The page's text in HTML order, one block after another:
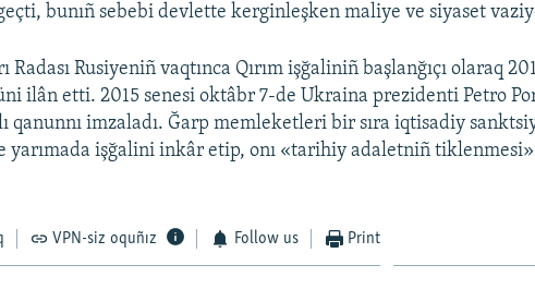
bunıñ sebebi devlette kerginleşken maliye ve siyaset
Radası Rusiyeniñ vaqtınca Qırım işğaliniñ başlanğıçı olaraq
ilân etti. 2015 senesi oktâbr 7-de Ukraina prezidenti Petro
qanunnı imzaladı. Ğarp memleketleri bir sıra iqtisadiy
yarımada işğalini inkâr etip, onı «tarihiy adaletniñ
VPN-siz oquñız Follow us Print